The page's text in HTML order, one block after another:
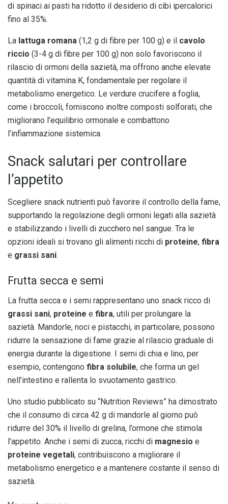
di spinaci ai pasti ha ridotto il desiderio di cibi ipercalorici
fino al 35%.
La lattuga romana (1,2 g di fibre per 100 g) e il cavolo
riccio (3-4 g di fibre per 100 g) non solo favoriscono il
rilascio di ormoni della sazietà, ma offrono anche elevate
quantità di vitamina K, fondamentale per regolare il
metabolismo energetico. Le verdure crucifere a foglia,
come i broccoli, forniscono inoltre composti solforati, che
migliorano l’equilibrio ormonale e combattono
l’infiammazione sistemica.
Snack salutari per controllare
l’appetito
Scegliere snack nutrienti può favorire il controllo della fame,
supportando la regolazione degli ormoni legati alla sazietà
e stabilizzando i livelli di zucchero nel sangue. Tra le
opzioni ideali si trovano gli alimenti ricchi di proteine, fibra
e grassi sani.
Frutta secca e semi
La frutta secca e i semi rappresentano uno snack ricco di
grassi sani, proteine e fibra, utili per prolungare la
sazietà. Mandorle, noci e pistacchi, in particolare, possono
ridurre la sensazione di fame grazie al rilascio graduale di
energia durante la digestione. I semi di chia e lino, per
esempio, contengono fibra solubile, che forma un gel
nell’intestino e rallenta lo svuotamento gastrico.
Uno studio pubblicato su “Nutrition Reviews” ha dimostrato
che il consumo di circa 42 g di mandorle al giorno può
ridurre del 30% il livello di grelina, l’ormone che stimola
l’appetito. Anche i semi di zucca, ricchi di magnesio e
proteine vegetali, contribuiscono a migliorare il
metabolismo energetico e a mantenere costante il senso di
sazietà.